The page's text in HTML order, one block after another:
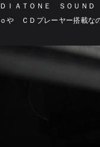
ＤＩＡＴＯＮＥ ＳＯＵＮＤ
ｏや ＣＤプレーヤー搭載な